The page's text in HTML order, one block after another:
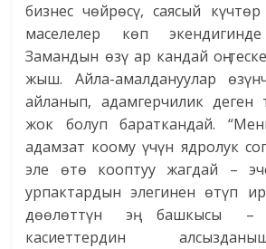
бизнес чөйрөсү, саясый
маселелер көп
Замандын өзү ар кандай оң-
жыш. Айла-амалдануулар
айланып, адамгерчилик деген
жок болуп бараткандай.
адамзат коому үчүн ядролук
эле өтө кооптуу жагдай –
урпактардын элегинен өтүп
дөөлөттүн эң башкысы –
касиеттердин